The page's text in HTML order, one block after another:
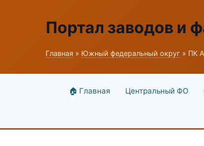
Портал заводов и
Главная » Южный федеральный округ » ПК
🏠 Главная Центральный ФО